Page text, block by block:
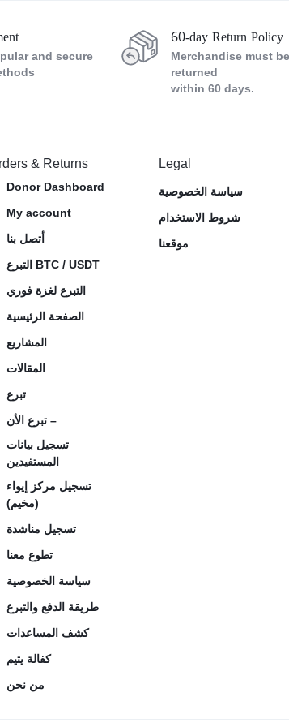
and secure
60-day Return Policy
Merchandise must be
returned
within 60 days.
& Returns
Donor Dashboard
My account
أتصل بنا
التبرع BTC / USDT
التبرع لغزة فوري
الصفحة الرئيسية
المشاريع
المقالات
تبرع
تبرع الأن –
تسجيل بيانات
المستفيدين
تسجيل مركز إيواء
(مخيم)
تسجيل مناشدة
تطوع معنا
سياسة الخصوصية
طريقة الدفع والتبرع
كشف المساعدات
كفالة يتيم
من نحن
Legal
سياسة الخصوصية
شروط الاستخدام
موقعنا